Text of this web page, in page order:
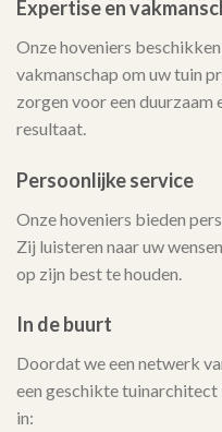
Expertise en
Onze hoveniers
vakmanschap om uw tuin
zorgen voor een
resultaat.
Persoonlijke service
Onze hoveniers bieden
Zij luisteren naar uw
op zijn best te houden.
In de buurt
Doordat we een netwerk
een geschikte tuinarchitect
in: